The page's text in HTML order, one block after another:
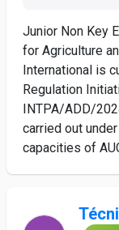
Junior Non Key
for Agriculture
International is
Regulation
INTPA/ADD/
carried out
capacities of